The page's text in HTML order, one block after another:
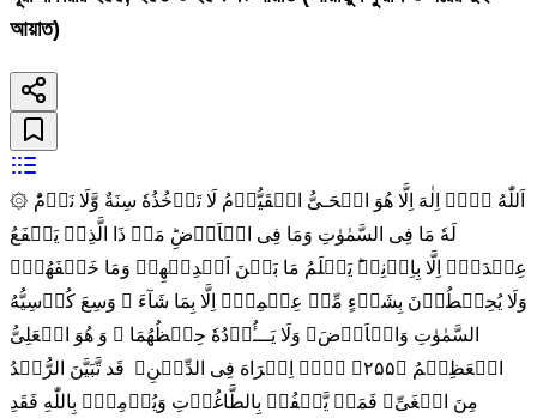
আয়াত)
۞ اَللّٰهُ لَاۤ اِلٰهَ اِلَّا هُوَ الۡحَـىُّ الۡقَيُّوۡمُ لَا تَاۡخُذُهٗ سِنَةٌ وَّلَا نَوۡمٌ‌ؕ
لَهٗ مَا فِى السَّمٰوٰتِ وَمَا فِى الۡاَرۡضِ‌ؕ مَنۡ ذَا الَّذِىۡ يَشۡفَعُ
عِنۡدَهٗۤ اِلَّا بِاِذۡنِهٖ‌ؕ يَعۡلَمُ مَا بَيۡنَ اَيۡدِيۡهِمۡ وَمَا خَلۡفَهُمۡ‌ۚ
وَلَا يُحِيۡطُوۡنَ بِشَىۡءٍ مِّنۡ عِلۡمِهٖۤ اِلَّا بِمَا شَآءَ ۚ وَسِعَ كُرۡسِيُّهُ
السَّمٰوٰتِ وَالۡاَرۡضَ‌‌ۚ وَلَا يَـــُٔوۡدُهٗ حِفۡظُهُمَا ‌ۚ وَ هُوَ الۡعَلِىُّ
الۡعَظِيۡمُ‏ ﴿۲۵۵﴾ لَاۤ اِكۡرَاهَ فِى الدِّيۡنِ‌ۙ قَد تَّبَيَّنَ الرُّشۡدُ
مِنَ الۡغَىِّ‌ۚ فَمَنۡ يَّكۡفُرۡ بِالطَّاغُوۡتِ وَيُؤۡمِنۡۢ بِاللّٰهِ فَقَدِ